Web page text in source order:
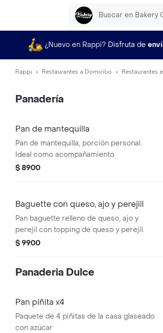
¿Nuevo en Rappi? Disfruta de
Rappi Restaurantes a Domicilio Restaurantes
Panadería
Pan de mantequilla
Pan de mantequilla, porción personal.
Ideal como acompañamiento.
$ 8900
Baguette con queso, ajo y perejiil
Pan baguette relleno de queso, ajo y
perejil con topping de queso y perejil.
$ 9900
Panaderia Dulce
Pan piñita x4
Paquete de 4 piñitas de la casa glaseado
con azúcar